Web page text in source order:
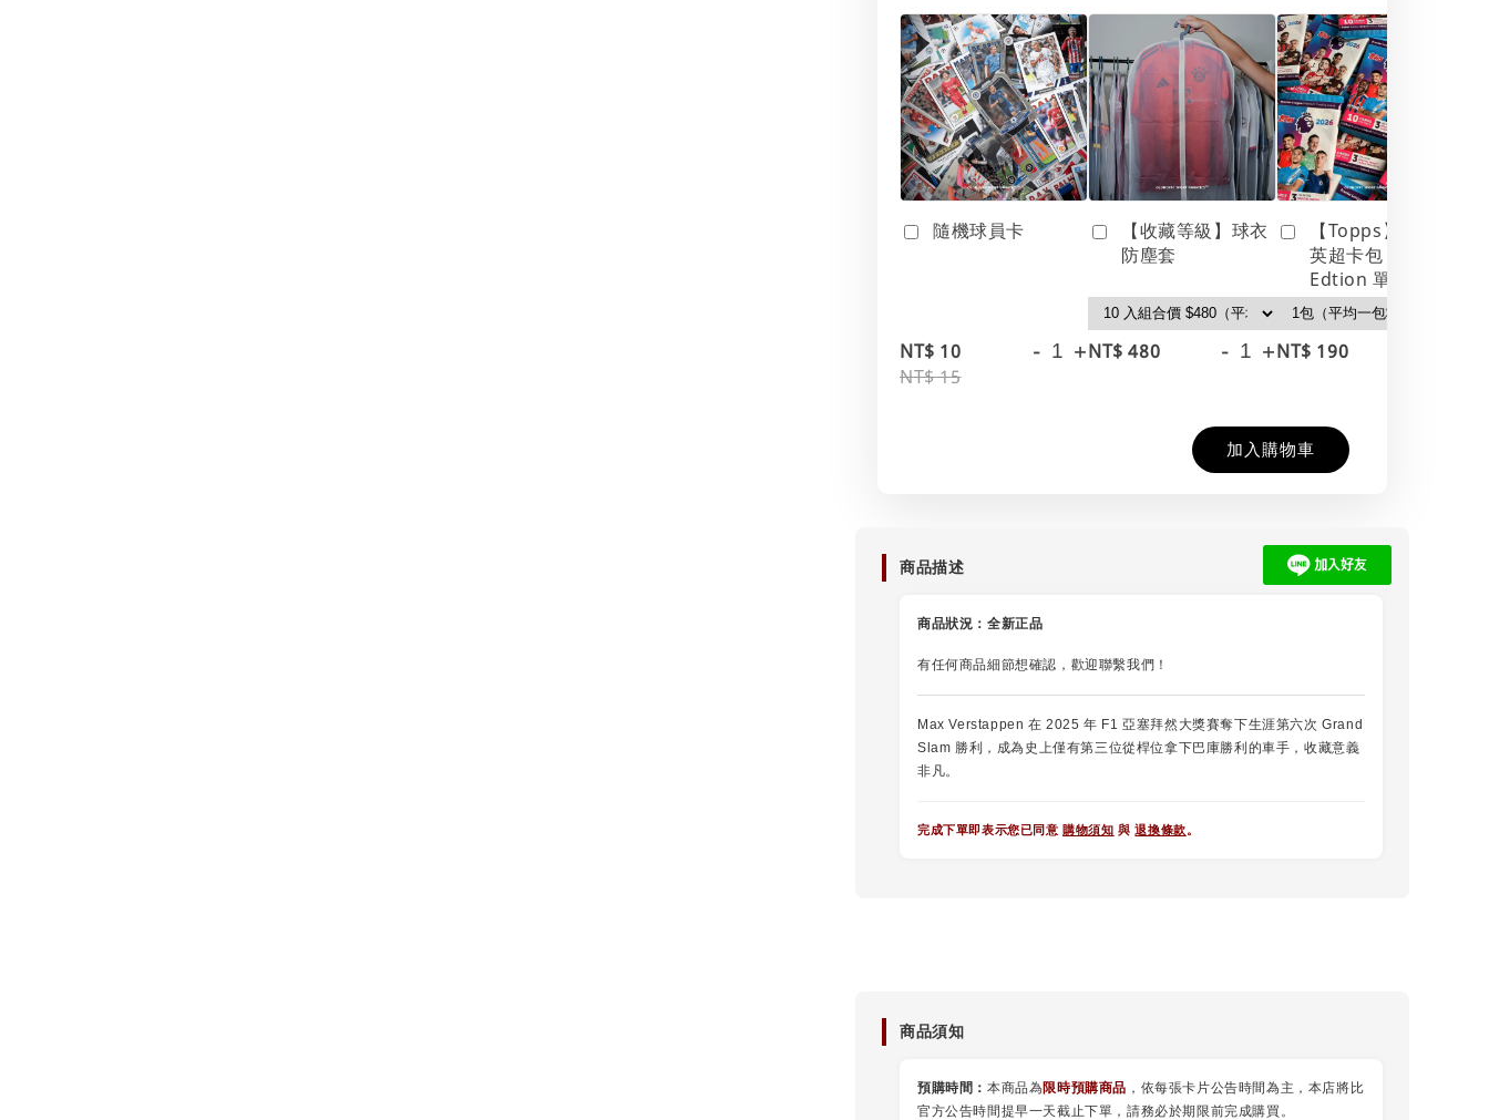
隨機球員卡
NT$ 10
NT$ 15
- +
【收藏等級】球衣
防塵套
NT$ 480 - +
【Topps】25/26
英超卡包 Debut
Edtion 單包
NT$ 190
加入購物車
商品描述
商品狀況： 全新正品
有任何商品細節想確認，歡迎聯繫我們！
Max Verstappen 在 2025 年 F1 亞塞拜然大獎賽奪下生涯第六次 Grand
Slam 勝利，成為史上僅有第三位從桿位拿下巴庫勝利的車手，收藏意義
非凡。
完成下單即表示您已同意 購物須知 與退換條款。
商品須知
預購時間： 本商品為限時預購商品 ，依每張卡片公告時間為主，本店將比
官方公告時間提早一天截止下單，請務必於期限前完成購買。